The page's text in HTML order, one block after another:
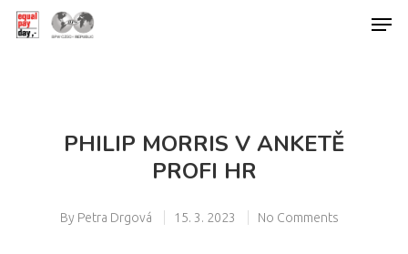
PHILIP MORRIS V ANKETĚ
PROFI HR
By Petra Drgová 15. 3. 2023 No Comments